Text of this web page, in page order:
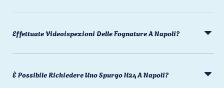
Effettuate Videoispezioni Delle Fognature A Napoli?
È Possibile Richiedere Uno Spurgo H24 A Napoli?